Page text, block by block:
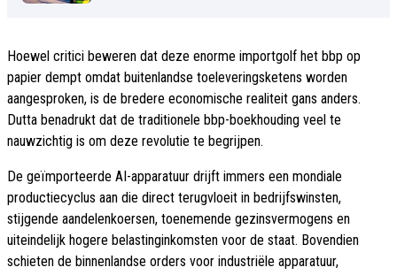
Hoewel critici beweren dat deze enorme importgolf het bbp op
papier dempt omdat buitenlandse toeleveringsketens worden
aangesproken, is de bredere economische realiteit gans anders.
Dutta benadrukt dat de traditionele bbp-boekhouding veel te
nauwzichtig is om deze revolutie te begrijpen.
De geïmporteerde AI-apparatuur drijft immers een mondiale
productiecyclus aan die direct terugvloeit in bedrijfswinsten,
stijgende aandelenkoersen, toenemende gezinsvermogens en
uiteindelijk hogere belastinginkomsten voor de staat. Bovendien
schieten de binnenlandse orders voor industriële apparatuur,